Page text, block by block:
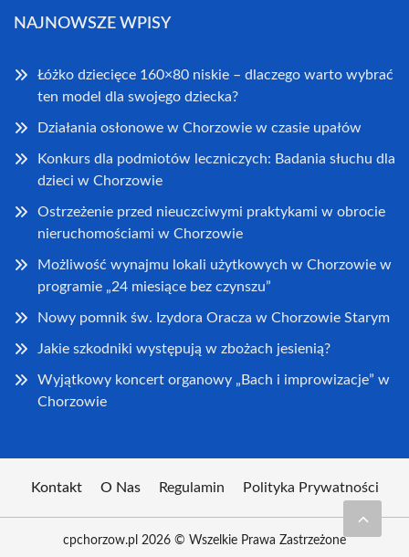
NAJNOWSZE WPISY
Łóżko dziecięce 160×80 niskie – dlaczego warto wybrać
ten model dla swojego dziecka?
Działania osłonowe w Chorzowie w czasie upałów
Konkurs dla podmiotów leczniczych: Badania słuchu dla
dzieci w Chorzowie
Ostrzeżenie przed nieuczciwymi praktykami w obrocie
nieruchomościami w Chorzowie
Możliwość wynajmu lokali użytkowych w Chorzowie w
programie „24 miesiące bez czynszu”
Nowy pomnik św. Izydora Oracza w Chorzowie Starym
Jakie szkodniki występują w zbożach jesienią?
Wyjątkowy koncert organowy „Bach i improwizacje” w
Chorzowie
Kontakt O Nas Regulamin Polityka Prywatności
cpchorzow.pl 2026 © Wszelkie Prawa Zastrzeżone